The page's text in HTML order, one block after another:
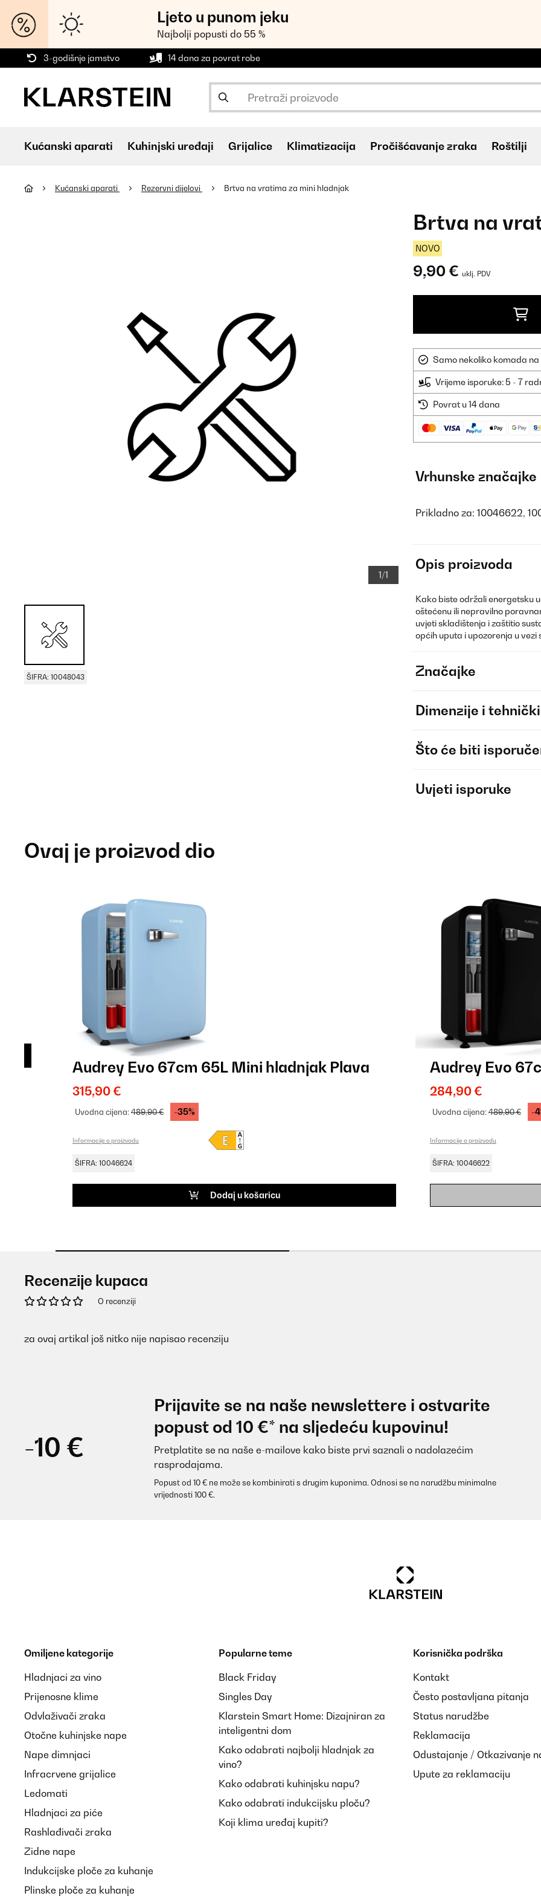
Ljeto u punom jeku
Najbolji popusti do 55 %
3-godišnje jamstvo 14 dana za povrat robe
Kućanski aparati Kuhinjski uređaji Grijalice Klimatizacija Pročišćavanje zraka Roštilji
Kućanski aparati Rezervni dijelovi Brtva na vratima za mini hladnjak
1/1
ŠIFRA: 10048043
Brtva na
NOVO
9,90 € uklj. PDV
Samo nekoliko komada
Vrijeme isporuke: 5 - 7
Povrat u 14 dana
Vrhunske značajke
Prikladno za: 10046622,
Opis proizvoda
Kako biste održali energetsku
oštećenu ili nepravilno
uvjeti skladištenja i zaštitio
općih uputa i upozorenja u vezi
Značajke
Dimenzije i
Što će biti
Uvjeti isporuke
Ovaj je proizvod dio
Audrey Evo 67cm 65L Mini hladnjak Plava
315,90 €
Uvodna cijena:489,90 € -35%
Informacije o proizvodu
ŠIFRA: 10046624
Dodaj u košaricu
Audrey Evo
284,90 €
Uvodna cijena:489,90 € -
Informacije o proizvodu
ŠIFRA: 10046622
Recenzije kupaca
O recenziji
za ovaj artikal još nitko nije napisao recenziju
-10 €
Prijavite se na naše newslettere i ostvarite
popust od 10 €* na sljedeću kupovinu!
Pretplatite se na naše e-mailove kako biste prvi saznali o nadolazećim
rasprodajama.
Popust od 10 € ne može se kombinirati s drugim kuponima. Odnosi se na narudžbu minimalne
vrijednosti 100 €.
Omiljene kategorije
Hladnjaci za vino
Prijenosne klime
Odvlaživači zraka
Otočne kuhinjske nape
Nape dimnjaci
Infracrvene grijalice
Ledomati
Hladnjaci za piće
Rashlađivači zraka
Zidne nape
Indukcijske ploče za kuhanje
Plinske ploče za kuhanje
Popularne teme
Black Friday
Singles Day
Klarstein Smart Home: Dizajniran za
inteligentni dom
Kako odabrati najbolji hladnjak za
vino?
Kako odabrati kuhinjsku napu?
Kako odabrati indukcijsku ploču?
Koji klima uređaj kupiti?
Korisnička podrška
Kontakt
Često postavljana pitanja
Status narudžbe
Reklamacija
Odustajanje / Otkazivanje
Upute za reklamaciju